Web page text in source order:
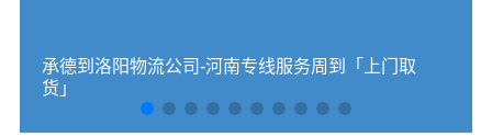
承德到洛阳物流公司-河南专线服务周到「上门取
货」